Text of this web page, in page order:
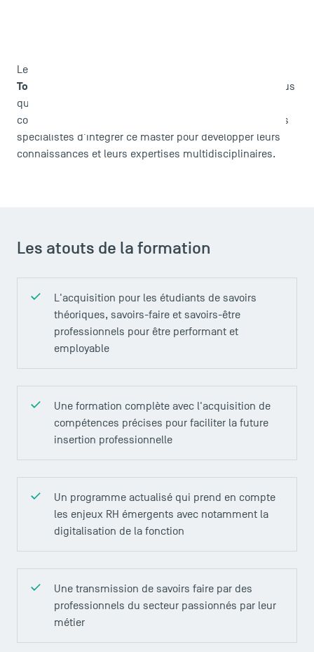
ACCÈS DIRECTS
Agenda
Recrutement
Le partenariat établit entre TSM et l'
Toulouse
permet de proposer une formation d'autant plus
qualitative avec un panel d'étudiants plus varié et
complémentaire. L'objectif est de permettre à des profils
spécialistes d'intégrer ce master pour développer leurs
connaissances et leurs expertises multidisciplinaires.
Les atouts de la formation
L'acquisition pour les étudiants de savoirs
théoriques, savoirs-faire et savoirs-être
professionnels pour être performant et
employable
Une formation complète avec l'acquisition de
compétences précises pour faciliter la future
insertion professionnelle
Un programme actualisé qui prend en compte
les enjeux RH émergents avec notamment la
digitalisation de la fonction
Une transmission de savoirs faire par des
professionnels du secteur passionnés par leur
métier